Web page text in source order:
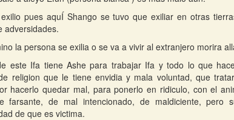
pues aquÍ Shango se tuvo que exiliar en otras
adversidades.
la persona se exilia o se va a vivir al extranjero morira
este Ifa tiene Ashe para trabajar Ifa y todo lo que
religion que le tiene envidia y mala voluntad, que
hacerlo quedar mal, para ponerlo en ridiculo, con el
farsante, de mal intencionado, de maldiciente, pero
de que es victima.